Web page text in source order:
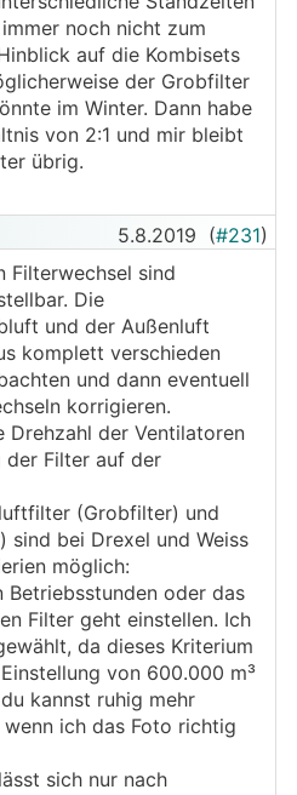
noch nicht zum
auf die Kombisets
der Grobfilter
im Winter. Dann habe
von 2:1 und mir bleibt
übrig.
5.8.2019 (#231)
Filterwechsel sind
Die
und der Außenluft
komplett verschieden
und dann eventuell
korrigieren.
Drehzahl der Ventilatoren
der Filter auf der
(Grobfilter) und
bei Drexel und Weiss
möglich:
oder das
Filter geht einstellen. Ich
da dieses Kriterium
von 600.000 m³
kannst ruhig mehr
ich das Foto richtig
sich nur nach